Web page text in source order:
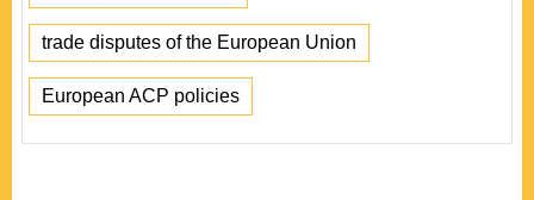
trade disputes of the European Union
European ACP policies